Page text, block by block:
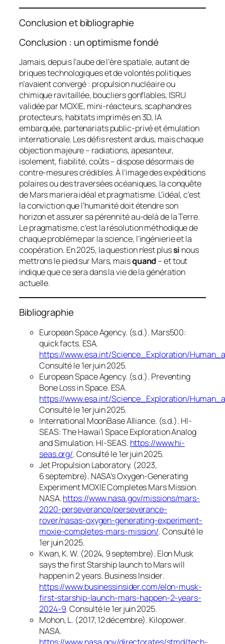
Conclusion et bibliographie
Conclusion : un optimisme fondé
Jamais, depuis l’aube de l’ère spatiale, autant de
briques technologiques et de volontés politiques
n’avaient convergé : propulsion nucléaire ou
chimique ravitaillée, boucliers gonflables, ISRU
validée parMOXIE, mini-réacteurs, scaphandres
protecteurs, habitats imprimés en 3D, IA
embarquée, partenariats public-privé et émulation
internationale. Les défis restent ardus, mais chaque
objection majeure – radiations, apesanteur,
isolement, fiabilité, coûts – dispose désormais de
contre-mesures crédibles. À l’image des expéditions
polaires ou des traversées océaniques, la conquête
de Mars mariera idéal et pragmatisme. L’idéal, c’est
la conviction que l’humanité doit étendre son
horizon et assurer sa pérennité au-delà de la Terre.
Le pragmatisme, c’est la résolution méthodique de
chaque problème par la science, l’ingénierie et la
coopération. En 2025, la question n’est plussi nous
mettrons le pied sur Mars, maisquand – et tout
indique que ce sera dans la vie de la génération
actuelle.
Bibliographie
European Space Agency. (s.d.). Mars500:
quick facts. ESA.
https://www.esa.int/Science_Exploration/
Consulté le 1er juin 2025.
European Space Agency. (s.d.). Preventing
Bone Loss in Space. ESA.
https://www.esa.int/Science_Exploration/
Consulté le 1er juin 2025.
International MoonBase Alliance. (s.d.). HI-
SEAS: The Hawai‘i Space Exploration Analog
and Simulation.HI-SEAS. https://www.hi-
seas.org/. Consulté le 1er juin 2025.
Jet Propulsion Laboratory. (2023,
6 septembre). NASA’s Oxygen-Generating
Experiment MOXIE Completes Mars Mission.
NASA.https://www.nasa.gov/missions/mars-
2020-perseverance/perseverance-
rover/nasas-oxygen-generating-experiment-
moxie-completes-mars-mission/. Consulté le
1er juin 2025.
Kwan, K. W. (2024, 9 septembre). Elon Musk
says the first Starship launch to Mars will
happen in 2 years. Business Insider.
https://www.businessinsider.com/elon-musk-
first-starship-launch-mars-happen-2-years-
2024-9. Consulté le 1er juin 2025.
Mohon, L. (2017, 12 décembre). Kilopower.
NASA.